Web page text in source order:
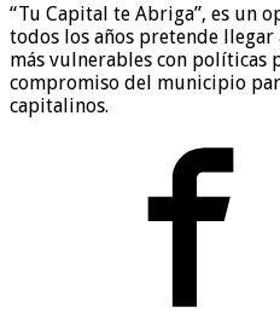
“Tu Capital te Abriga”, es un
todos los años pretende llegar
más vulnerables con políticas
compromiso del municipio
capitalinos.